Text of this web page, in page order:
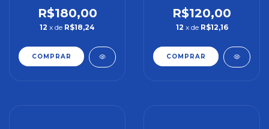
Cantalamessa (2025)
[seminovo]
R$180,00
12 x de R$18,24
R$120,00
12 x de R$12,16